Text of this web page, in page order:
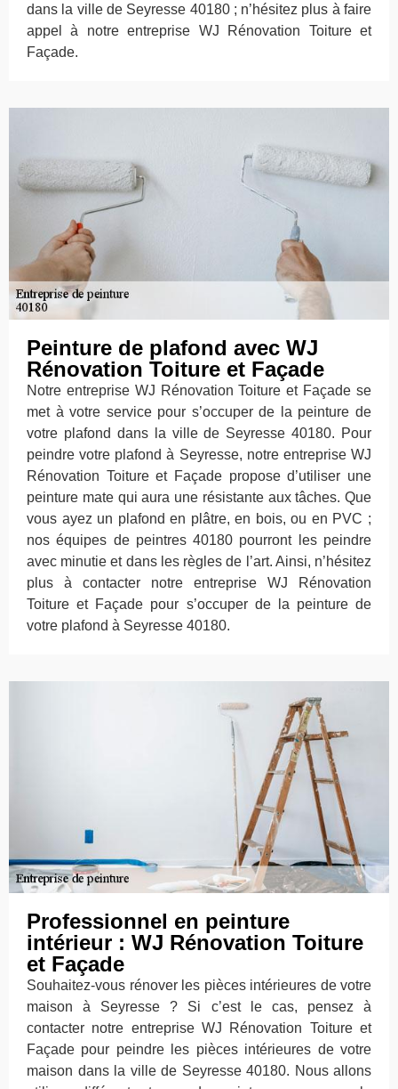
dans la ville de Seyresse 40180 ; n’hésitez plus à faire
appel à notre entreprise WJ Rénovation Toiture et
Façade.
Peinture de plafond avec WJ
Rénovation Toiture et Façade
Notre entreprise WJ Rénovation Toiture et Façade se
met à votre service pour s’occuper de la peinture de
votre plafond dans la ville de Seyresse 40180. Pour
peindre votre plafond à Seyresse, notre entreprise WJ
Rénovation Toiture et Façade propose d’utiliser une
peinture mate qui aura une résistante aux tâches. Que
vous ayez un plafond en plâtre, en bois, ou en PVC ;
nos équipes de peintres 40180 pourront les peindre
avec minutie et dans les règles de l’art. Ainsi, n’hésitez
plus à contacter notre entreprise WJ Rénovation
Toiture et Façade pour s’occuper de la peinture de
votre plafond à Seyresse 40180.
Professionnel en peinture
intérieur : WJ Rénovation Toiture
et Façade
Souhaitez-vous rénover les pièces intérieures de votre
maison à Seyresse ? Si c’est le cas, pensez à
contacter notre entreprise WJ Rénovation Toiture et
Façade pour peindre les pièces intérieures de votre
maison dans la ville de Seyresse 40180. Nous allons